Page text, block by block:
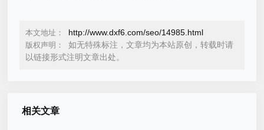
本文地址： http://www.dxf6.com/seo/14985.html
版权声明：
如无特殊标注，文章均为本站原创，转载时请
以链接形式注明文章出处。
相关文章